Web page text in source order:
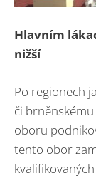
Hlavním
nižší
Po regionech
či
oboru
tento obor